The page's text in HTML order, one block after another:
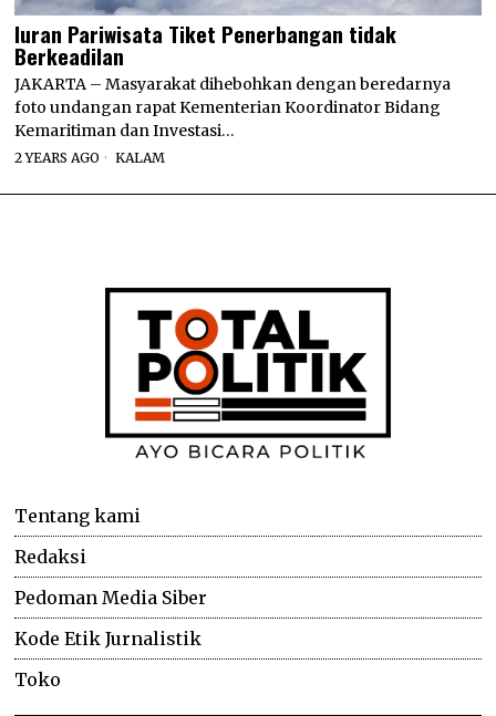
Iuran Pariwisata Tiket Penerbangan tidak
Berkeadilan
JAKARTA – Masyarakat dihebohkan dengan beredarnya
foto undangan rapat Kementerian Koordinator Bidang
Kemaritiman dan Investasi…
2 YEARS AGO KALAM
Tentang kami
Redaksi
Pedoman Media Siber
Kode Etik Jurnalistik
Toko